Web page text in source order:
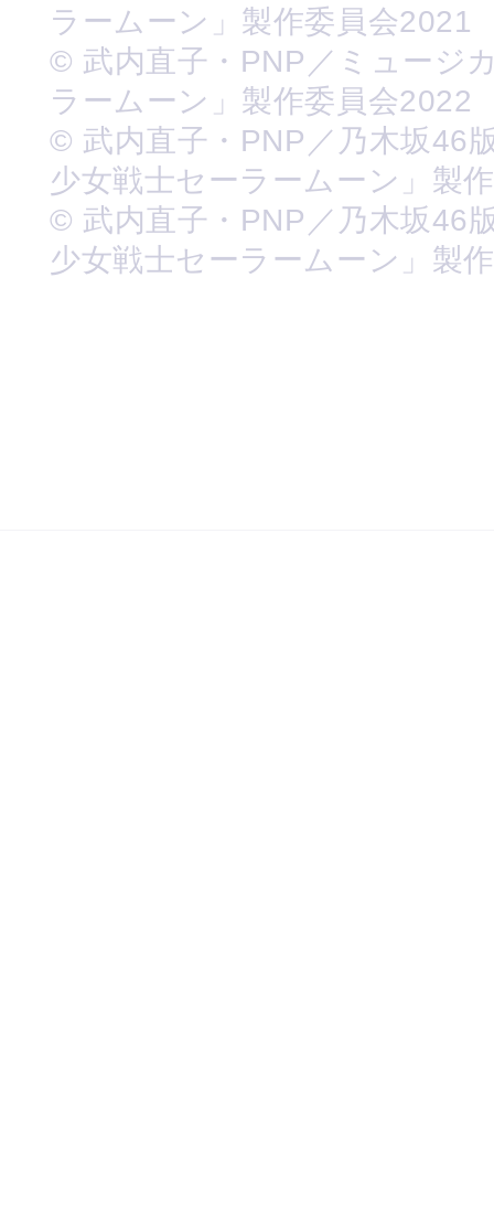
ラームーン」製作委員会2021
© 武内直子・PNP／ミュージ
ラームーン」製作委員会2022
© 武内直子・PNP／乃木坂46
少女戦士セーラームーン」製
© 武内直子・PNP／乃木坂46
少女戦士セーラームーン」製